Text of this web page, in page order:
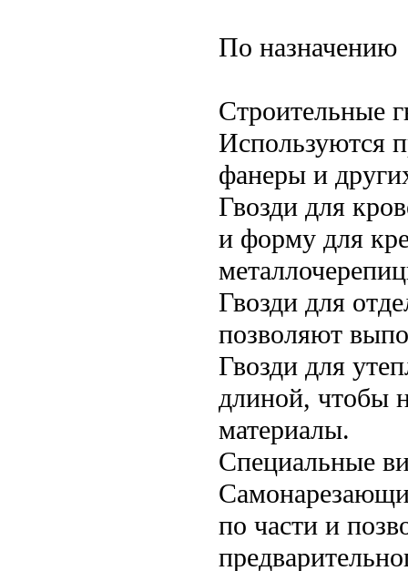
По назначению
Строительные
Используются
фанеры и
Гвозди для
и форму для
Гвозди для
позволяют
Гвозди для
длиной, чтобы
материалы.
Специальные
по части и